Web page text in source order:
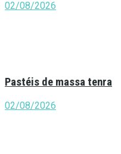
02/08/2026
Pastéis de massa tenra
02/08/2026